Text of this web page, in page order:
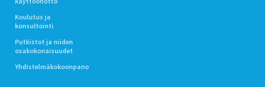
Koulutus ja
konsultointi
Putkistot ja niiden
osakokonaisuudet
Yhdistelmäkokoonpano